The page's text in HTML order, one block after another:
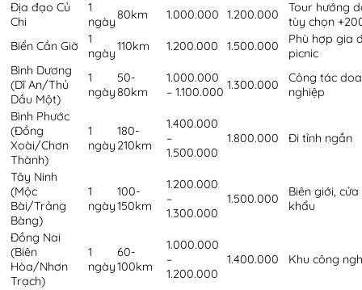
Địa đạo Củ
Chi
1
ngày80km 1.000.000 1.200.000
Tour hướng
tùy chọn
Biển Cần Giờ
1
ngày110km 1.200.000 1.500.000
Phù hợp gia
picnic
Bình Dương
(Dĩ An/Thủ
Dầu Một)
1
ngày
50-
80km
1.000.000
– 1.100.000 1.300.000
Công tác
nghiệp
Bình Phước
(Đồng
Xoài/Chơn
Thành)
1
ngày
180-
210km
1.400.000
–
1.500.000
1.800.000 Đi tỉnh ngắn
Tây Ninh
(Mộc
Bài/Trảng
Bàng)
1
ngày
100-
150km
1.200.000
–
1.300.000
1.500.000
Biên giới, cửa
khẩu
Đồng Nai
(Biên
Hòa/Nhơn
Trạch)
1
ngày
60-
100km
1.000.000
–
1.200.000
1.400.000 Khu công